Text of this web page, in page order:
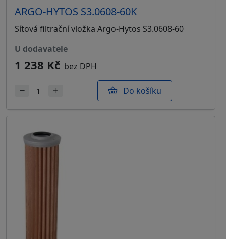
ARGO-HYTOS S3.0608-60K
Sítová filtrační vložka Argo-Hytos S3.0608-60
u dodavatele
1 238 Kč bez DPH
Do košíku